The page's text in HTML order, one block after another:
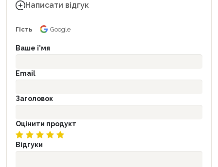
Написати відгук
Гість Google
Ваше і'мя
Email
Заголовок
Оцінити продукт
Відгуки